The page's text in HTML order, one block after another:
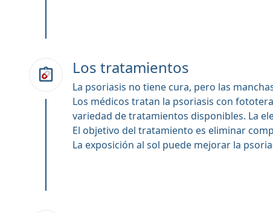
Los tratamientos
La psoriasis no tiene cura, pero las
Los médicos tratan la psoriasis con
variedad de tratamientos disponibles. La
El objetivo del tratamiento es eliminar
La exposición al sol puede mejorar la